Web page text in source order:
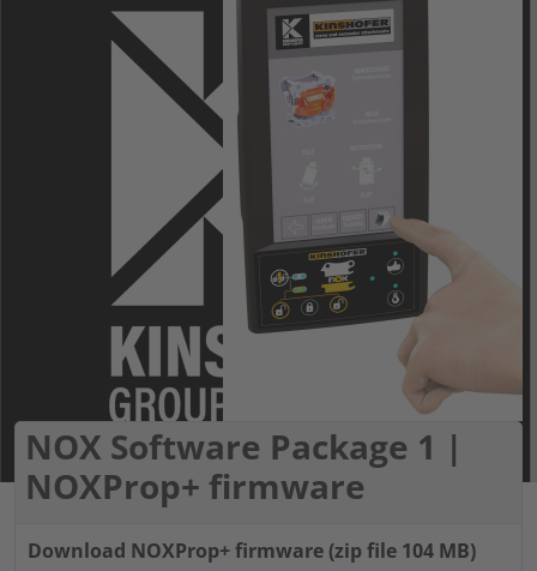
NOX Software Package 1 |
NOXProp+ firmware
Download NOXProp+ firmware (zip file 104 MB)